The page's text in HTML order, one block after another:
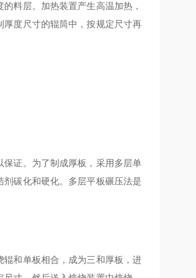
料层。加热装置产生高温加热，
度尺寸的辊筒中，按规定尺寸再
证。为了制成厚板，采用多层单
碳化和硬化。多层平板碾压法是
和单板相合，成为三和厚板，进